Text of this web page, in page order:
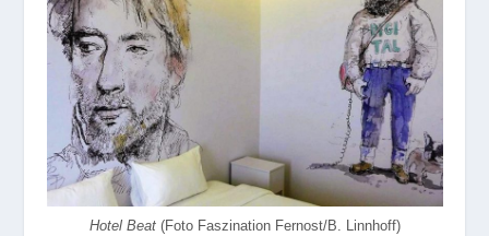
Hotel Beat (Foto Faszination Fernost/B. Linnhoff)